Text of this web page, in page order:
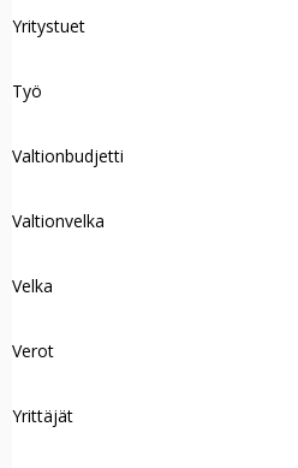
Yritystuet
Työ
Valtionbudjetti
Valtionvelka
Velka
Verot
Yrittäjät